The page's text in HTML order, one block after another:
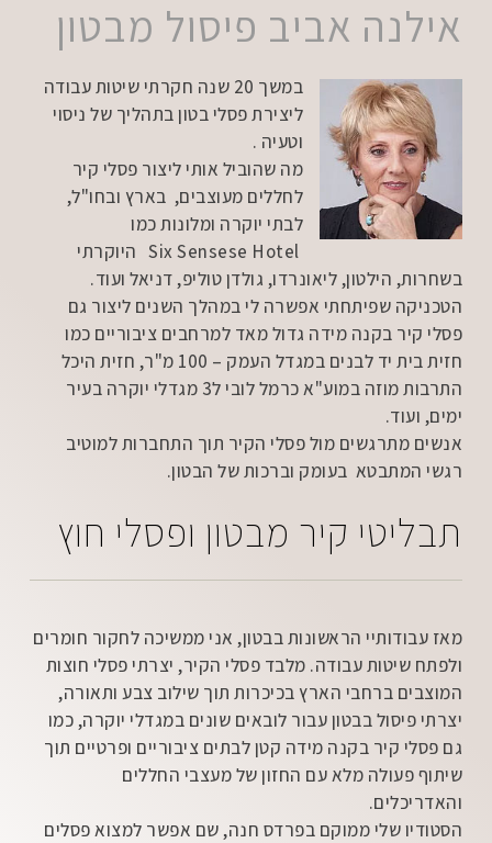
אילנה אביב פיסול מבטון
במשך 20 שנה חקרתי שיטות עבודה
ליצירת פסלי בטון בתהליך של ניסוי
וטעיה .
מה שהוביל אותי ליצור פסלי קיר
לחללים מעוצבים, בארץ ובחו"ל,
לבתי יוקרה ומלונות כמו
Six Sensese Hotel היוקרתי
בשחרות, הילטון, ליאונרדו, גולדן טוליפ, דניאל ועוד.
הטכניקה שפיתחתי אפשרה לי במהלך השנים ליצור גם
פסלי קיר בקנה מידה גדול מאד למרחבים ציבוריים כמו
חזית בית יד לבנים במגדל העמק – 100 מ"ר, חזית היכל
התרבות מוזה במוע"א כרמל לובי ל3 מגדלי יוקרה בעיר
ימים, ועוד.
אנשים מתרגשים מול פסלי הקיר תוך התחברות למוטיב
רגשי המתבטא בעומק וברכות של הבטון.
תבליטי קיר מבטון ופסלי חוץ
מאז עבודותיי הראשונות בבטון, אני ממשיכה לחקור חומרים
ולפתח שיטות עבודה. מלבד פסלי הקיר, יצרתי פסלי חוצות
המוצבים ברחבי הארץ בכיכרות תוך שילוב צבע ותאורה,
יצרתי פיסול בבטון עבור לובאים שונים במגדלי יוקרה, כמו
גם פסלי קיר בקנה מידה קטן לבתים ציבוריים ופרטיים תוך
שיתוף פעולה מלא עם החזון של מעצבי החללים
והאדריכלים.
הסטודיו שלי ממוקם בפרדס חנה, שם אפשר למצוא פסלים